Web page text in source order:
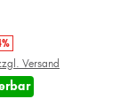
Versand